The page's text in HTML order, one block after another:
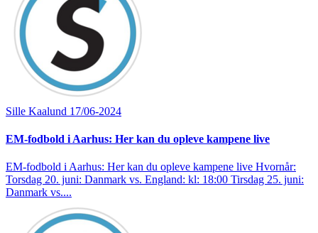
Sille Kaalund 17/06-2024
EM-fodbold i Aarhus: Her kan du opleve kampene live
EM-fodbold i Aarhus: Her kan du opleve kampene live Hvornår:
Torsdag 20. juni: Danmark vs. England: kl: 18:00 Tirsdag 25. juni:
Danmark vs....